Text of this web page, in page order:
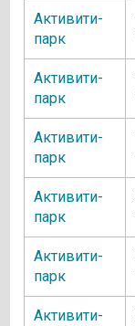
Активити-
парк
Активити-
парк
Активити-
парк
Активити-
парк
Активити-
парк
Активити-